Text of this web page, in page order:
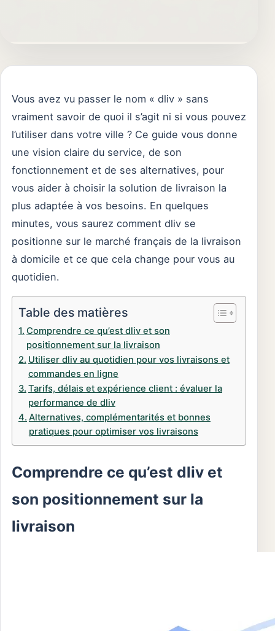
Vous avez vu passer le nom « dliv » sans
vraiment savoir de quoi il s’agit ni si vous pouvez
l’utiliser dans votre ville ? Ce guide vous donne
une vision claire du service, de son
fonctionnement et de ses alternatives, pour
vous aider à choisir la solution de livraison la
plus adaptée à vos besoins. En quelques
minutes, vous saurez comment dliv se
positionne sur le marché français de la livraison
à domicile et ce que cela change pour vous au
quotidien.
Table des matières
Comprendre ce qu’est dliv et son
positionnement sur la livraison
Utiliser dliv au quotidien pour vos livraisons et
commandes en ligne
Tarifs, délais et expérience client : évaluer la
performance de dliv
Alternatives, complémentarités et bonnes
pratiques pour optimiser vos livraisons
Comprendre ce qu’est dliv et
son positionnement sur la
livraison